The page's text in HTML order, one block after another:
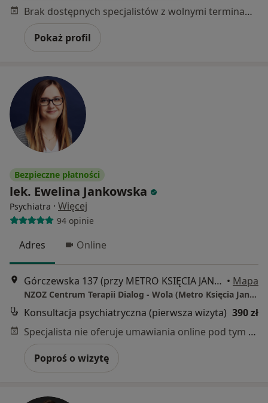
Brak dostępnych specjalistów z wolnymi terminami w tym centrum medycznym.
Pokaż profil
Bezpieczne płatności
lek. Ewelina Jankowska
Psychiatra · Więcej
94 opinie
Adres Online
Górczewska 137 (przy METRO KSIĘCIA JANUSZA), Warszawa • Mapa
NZOZ Centrum Terapii Dialog - Wola (Metro Księcia Janusza)
Konsultacja psychiatryczna (pierwsza wizyta) 390 zł
Specjalista nie oferuje umawiania online pod tym adresem.
Poproś o wizytę